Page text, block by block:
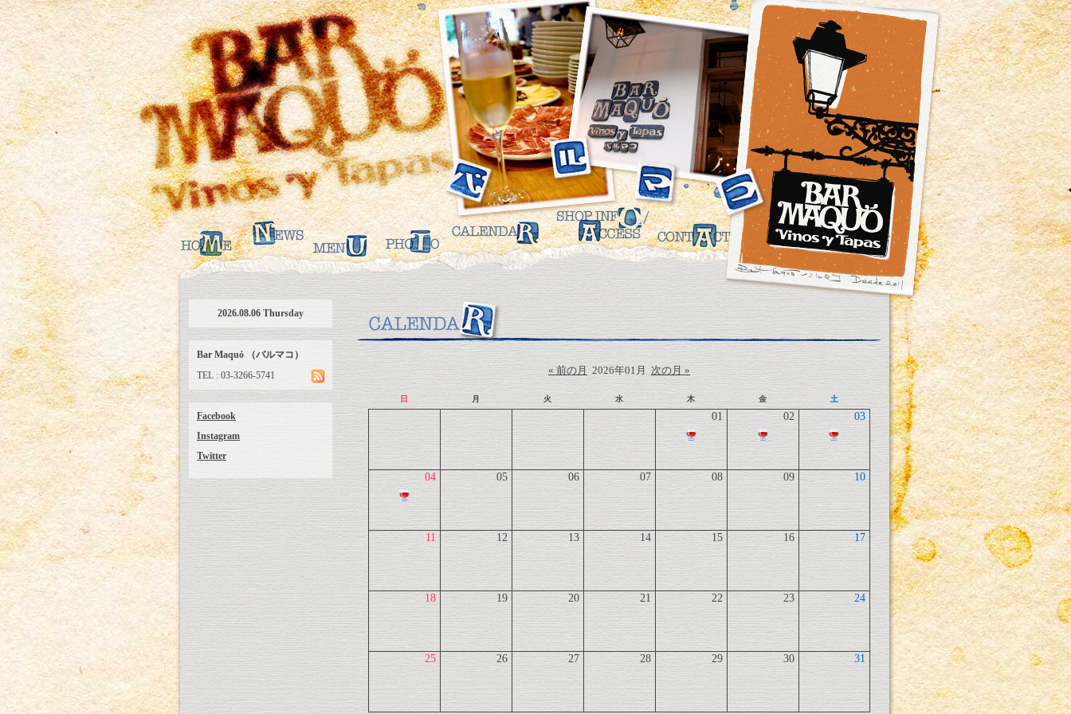
« 前の月 2026年01月 次の月 »
日 月 火 水 木 金 土
01 02 03
04 05 06 07 08 09 10
11 12 13 14 15 16 17
18 19 20 21 22 23 24
25 26 27 28 29 30 31
2026.08.06 Thursday
Bar Maquó （バルマコ）
TEL : 03-3266-5741
Facebook
Instagram
Twitter